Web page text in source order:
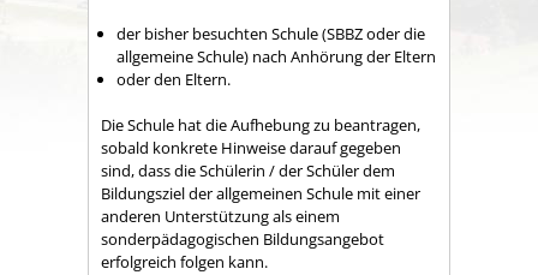
der bisher besuchten Schule (SBBZ oder die
allgemeine Schule) nach Anhörung der Eltern
oder den Eltern.
Die Schule hat die Aufhebung zu beantragen,
sobald konkrete Hinweise darauf gegeben
sind, dass die Schülerin / der Schüler dem
Bildungsziel der allgemeinen Schule mit einer
anderen Unterstützung als einem
sonderpädagogischen Bildungsangebot
erfolgreich folgen kann.